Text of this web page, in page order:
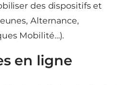
des dispositifs et
Alternance,
Mobilité…).
en ligne